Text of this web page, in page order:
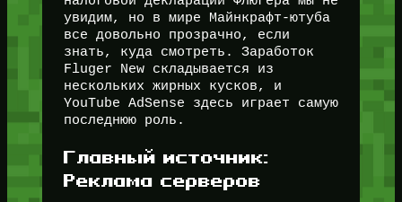
увидим, но в мире Майнкрафт-ютуба
все довольно прозрачно, если
знать, куда смотреть. Заработок
Fluger New складывается из
нескольких жирных кусков, и
YouTube AdSense здесь играет самую
последнюю роль.
Главный источник:
Реклама серверов